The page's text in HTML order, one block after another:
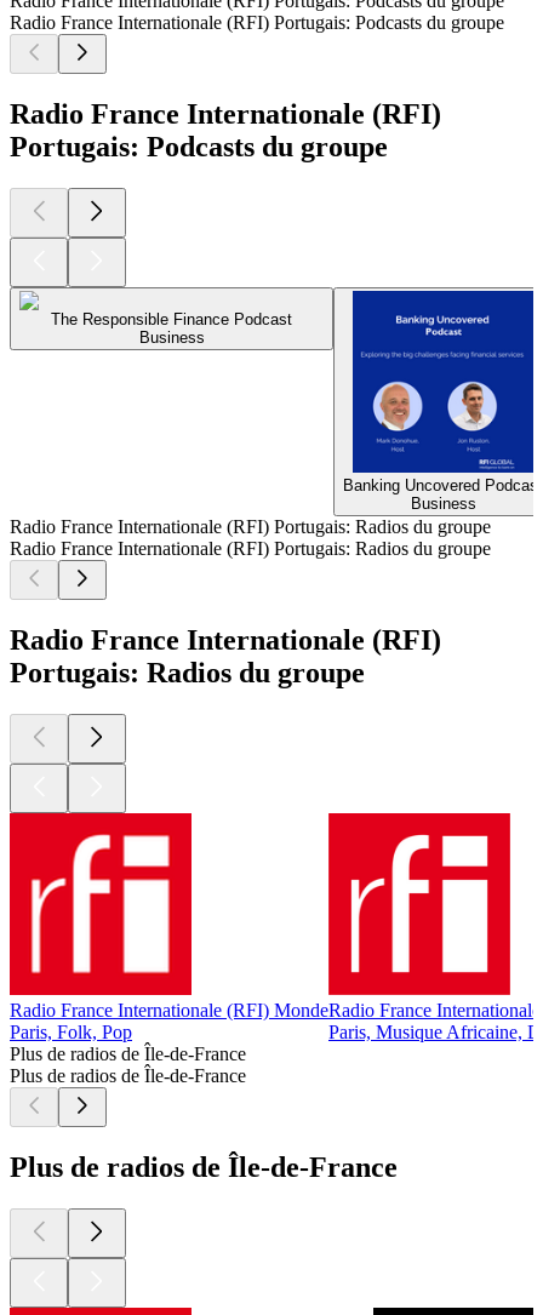
Radio France Internationale (RFI) Portugais: Podcasts du groupe
Radio France Internationale (RFI)
Portugais: Podcasts du groupe
The Responsible Finance Podcast
Business
Banking Uncovered Podcast
Business
Radio France Internationale (RFI) Portugais: Radios du groupe
Radio France Internationale (RFI) Portugais: Radios du groupe
Radio France Internationale (RFI)
Portugais: Radios du groupe
Radio France Internationale (RFI) Monde
Paris, Folk, Pop
Radio France
Paris, Musique Africaine,
Plus de radios de Île-de-France
Plus de radios de Île-de-France
Plus de radios de Île-de-France